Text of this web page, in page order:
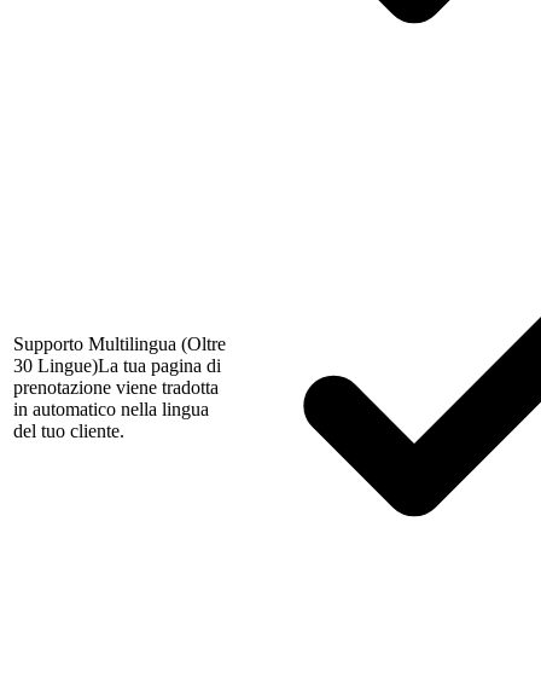
Supporto Multilingua (Oltre
30 Lingue)La tua pagina di
prenotazione viene tradotta
in automatico nella lingua
del tuo cliente.